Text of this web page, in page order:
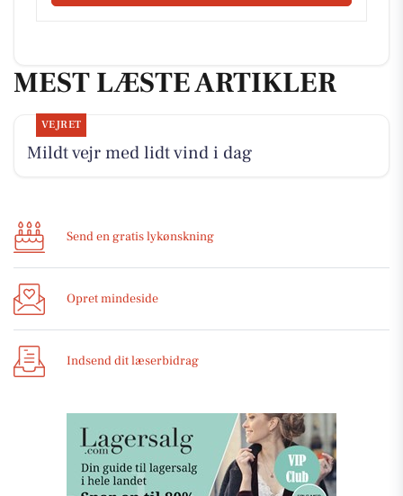
MEST LÆSTE ARTIKLER
VEJRET
Mildt vejr med lidt vind i dag
Send en gratis lykønskning
Opret mindeside
Indsend dit læserbidrag